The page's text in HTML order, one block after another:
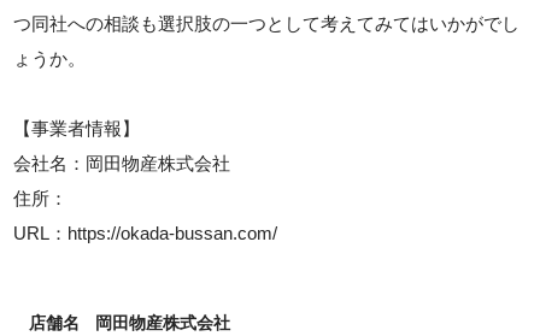
つ同社への相談も選択肢の一つとして考えてみてはいかがでし
ょうか。
【事業者情報】
会社名：岡田物産株式会社
住所：
URL：https://okada-bussan.com/
店舗名 岡田物産株式会社